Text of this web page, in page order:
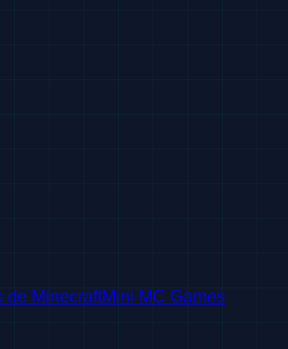
de MinecraftMini MC Games